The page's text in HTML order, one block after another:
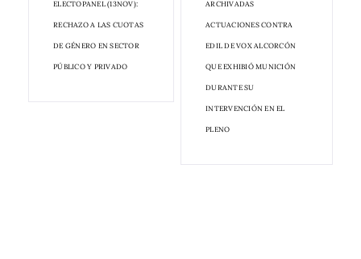
ELECTOPANEL (13NOV):
RECHAZO A LAS CUOTAS
DE GÉNERO EN SECTOR
PÚBLICO Y PRIVADO
ARCHIVADAS
ACTUACIONES CONTRA
EDIL DE VOX ALCORCÓN
QUE EXHIBIÓ MUNICIÓN
DURANTE SU
INTERVENCIÓN EN EL
PLENO